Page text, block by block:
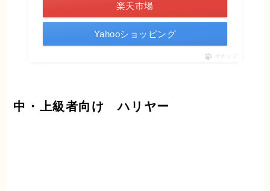
楽天市場
Yahooショッピング
ポチップ
中・上級者向け ハリヤー